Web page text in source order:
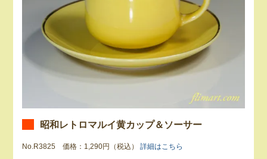
昭和レトロマルイ黄カップ＆ソーサー
No.R3825 価格：1,290円（税込）詳細はこちら